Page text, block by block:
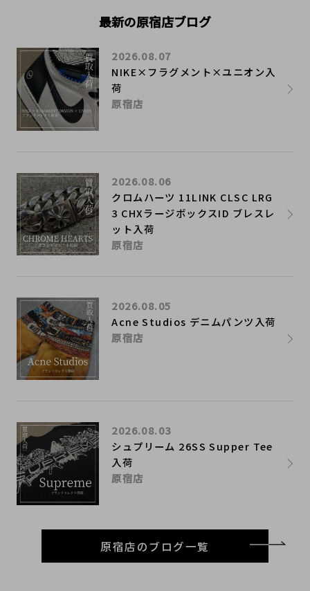
最新の原宿店ブログ
NIKE×フラグメント×ユニオン入
荷
2026.08.07
原宿店
クロムハーツ 11LINK CLSC LRG
3 CHXラージボックスID ブレスレ
ット入荷
2026.08.06
原宿店
Acne Studios デニムパンツ入荷
2026.08.05
原宿店
シュプリーム 26SS Supper Tee
入荷
2026.08.03
原宿店
原宿店のブログ一覧